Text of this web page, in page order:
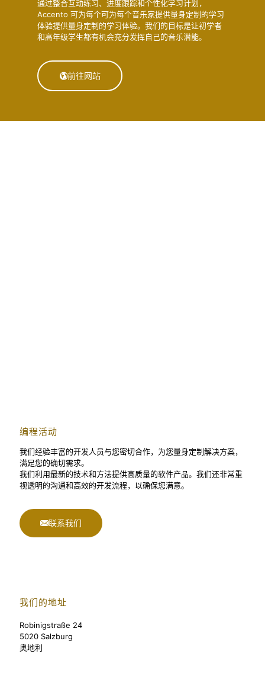
通过整合互动练习、进度跟踪和个性化学习计划，
Accento 可为每个可为每个音乐家提供量身定制的学习
体验提供量身定制的学习体验。我们的目标是让初学者
和高年级学生都有机会充分发挥自己的音乐潜能。
前往网站
编程活动
我们经验丰富的开发人员与您密切合作，为您量身定制解决方案，
满足您的确切需求。
我们利用最新的技术和方法提供高质量的软件产品。我们还非常重
视透明的沟通和高效的开发流程，以确保您满意。
联系我们
我们的地址
Robinigstraße 24
5020 Salzburg
奥地利